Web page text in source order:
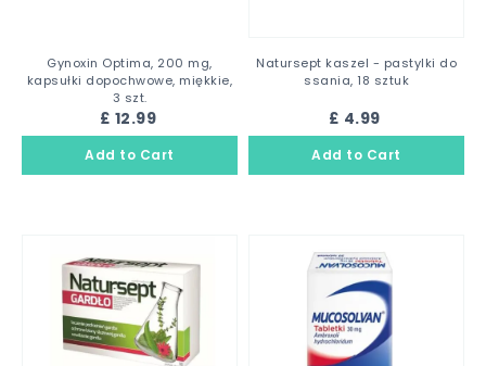
Gynoxin Optima, 200 mg,
kapsułki dopochwowe, miękkie,
3 szt.
£ 12.99
Natursept kaszel - pastylki do
ssania, 18 sztuk
£ 4.99